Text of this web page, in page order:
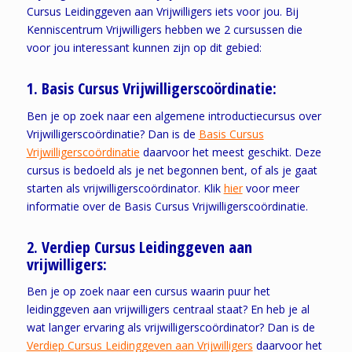
Cursus Leidinggeven aan Vrijwilligers iets voor jou. Bij
Kenniscentrum Vrijwilligers hebben we 2 cursussen die
voor jou interessant kunnen zijn op dit gebied:
1. Basis Cursus Vrijwilligerscoördinatie:
Ben je op zoek naar een algemene introductiecursus over
Vrijwilligerscoördinatie? Dan is de Basis Cursus
Vrijwilligerscoördinatie daarvoor het meest geschikt. Deze
cursus is bedoeld als je net begonnen bent, of als je gaat
starten als vrijwilligerscoördinator. Klik hiervoor meer
informatie over de Basis Cursus Vrijwilligerscoördinatie.
2. Verdiep Cursus Leidinggeven aan
vrijwilligers:
Ben je op zoek naar een cursus waarin puur het
leidinggeven aan vrijwilligers centraal staat? En heb je al
wat langer ervaring als vrijwilligerscoördinator? Dan is de
Verdiep Cursus Leidinggeven aan Vrijwilligers daarvoor het